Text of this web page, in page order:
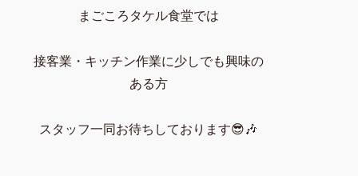
まごころタケル食堂では
接客業・キッチン作業に少しでも興味の
ある方
スタッフ一同お待ちしております😎🎶